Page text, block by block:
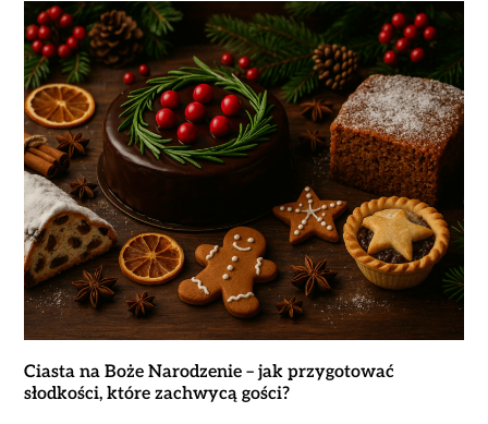
Ciasta na Boże Narodzenie – jak przygotować
słodkości, które zachwycą gości?